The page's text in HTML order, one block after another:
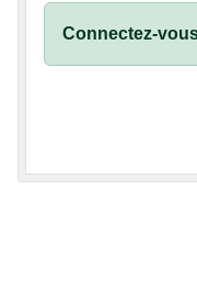
Connectez-